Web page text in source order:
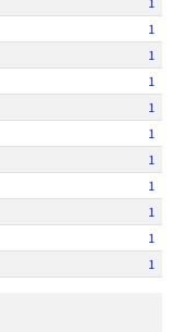
1
1
1
1
1
1
1
1
1
1